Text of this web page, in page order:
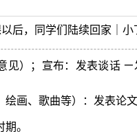
后，同学们陆续回家｜
）；宣布：发表谈话
画、歌曲等）：发表论
。